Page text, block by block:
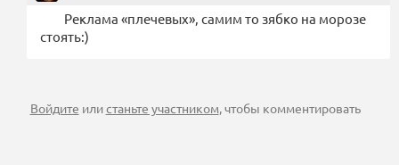
Реклама «плечевых», самим то зябко на морозе
стоять:)
Войдите илистаньте участником , чтобы комментировать